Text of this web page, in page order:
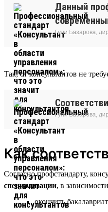
Данный
Гули Базарова,
Так, от консультантов не
Гули Базарова,
Как
Согласно профстандарту,
специализации, в
окончить